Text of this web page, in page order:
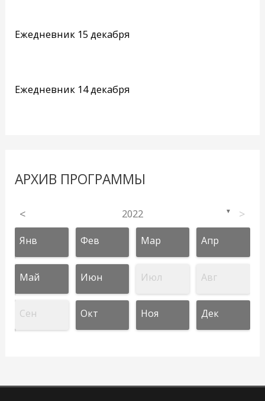
Ежедневник 15 декабря
Ежедневник 14 декабря
АРХИВ ПРОГРАММЫ
< 2022 ▼ >
Янв Фев Мар Апр
Май Июн Июл Авг
Сен Окт Ноя Дек